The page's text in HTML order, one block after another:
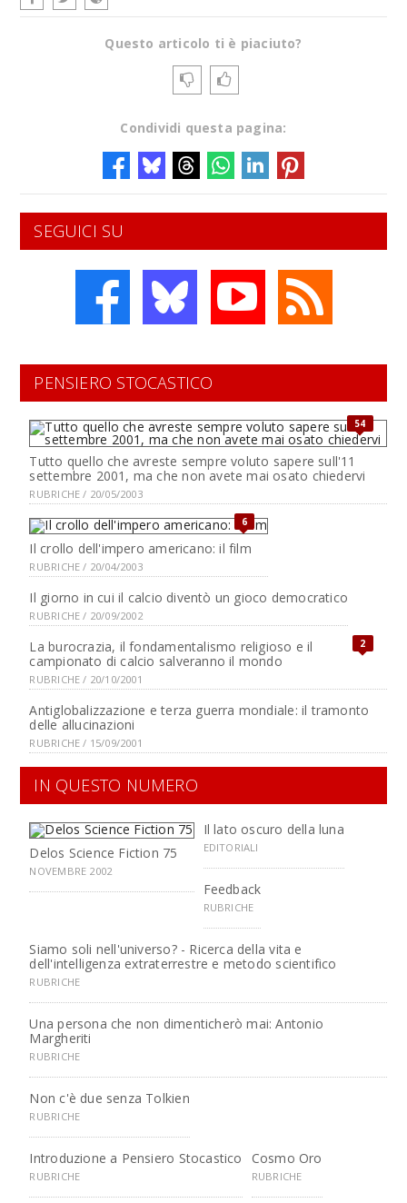
Questo articolo ti è piaciuto?
Condividi questa pagina:
SEGUICI SU
PENSIERO STOCASTICO
54
Tutto quello che avreste sempre voluto sapere sull'11
settembre 2001, ma che non avete mai osato chiedervi
RUBRICHE / 20/05/2003
6
Il crollo dell'impero americano: il film
RUBRICHE / 20/04/2003
Il giorno in cui il calcio diventò un gioco democratico
RUBRICHE / 20/09/2002
2
La burocrazia, il fondamentalismo religioso e il
campionato di calcio salveranno il mondo
RUBRICHE / 20/10/2001
Antiglobalizzazione e terza guerra mondiale: il tramonto
delle allucinazioni
RUBRICHE / 15/09/2001
IN QUESTO NUMERO
Delos Science Fiction 75
NOVEMBRE 2002
Il lato oscuro della luna
EDITORIALI
Feedback
RUBRICHE
Siamo soli nell'universo? - Ricerca della vita e
dell'intelligenza extraterrestre e metodo scientifico
RUBRICHE
Una persona che non dimenticherò mai: Antonio
Margheriti
RUBRICHE
Non c'è due senza Tolkien
RUBRICHE
Introduzione a Pensiero Stocastico
RUBRICHE
Cosmo Oro
RUBRICHE